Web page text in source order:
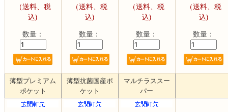
（送料、税
込)
数量：
（送料、税
込)
数量：
（送料、税
込)
数量：
（送料、税
込)
数量：
薄型プレミアム
ポケット
薄型抗菌国産ポ
ケット
マルチラススー
パー